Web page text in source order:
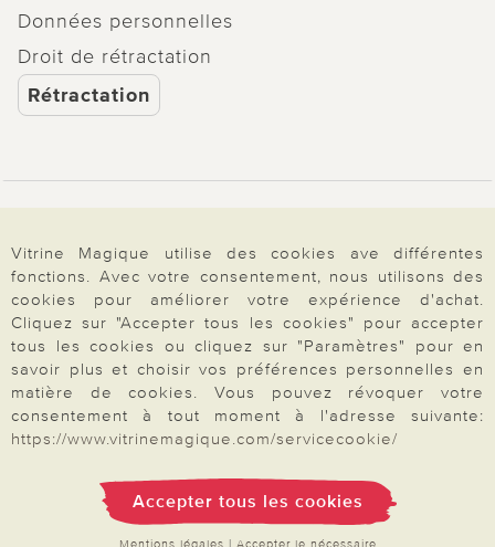
Données personnelles
Droit de rétractation
Rétractation
À propos de nous
Besoin d'aide?
Mentions légales | Données & liberté
Prix en Euro, TVA légale incluse
©2026 Vitrine Magique
Vitrine Magique utilise des cookies ave différentes
fonctions. Avec votre consentement, nous utilisons des
cookies pour améliorer votre expérience d'achat.
Cliquez sur "Accepter tous les cookies" pour accepter
tous les cookies ou cliquez sur "Paramètres" pour en
savoir plus et choisir vos préférences personnelles en
matière de cookies. Vous pouvez révoquer votre
consentement à tout moment à l'adresse suivante:
https://www.vitrinemagique.com/servicecookie/
Accepter tous les cookies